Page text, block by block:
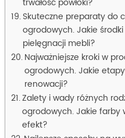
trwałość powłoki?
Skuteczne preparaty do
ogrodowych. Jakie
pielęgnacji mebli?
Najważniejsze kroki w
ogrodowych. Jakie
renowacji?
Zalety i wady różnych
ogrodowych. Jakie farby
efekt?